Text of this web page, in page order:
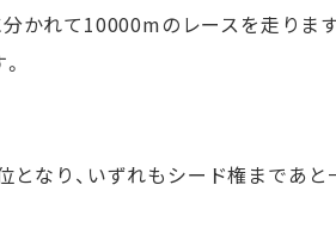
かれて10000mのレースを走りま
なり、いずれもシード権まであと